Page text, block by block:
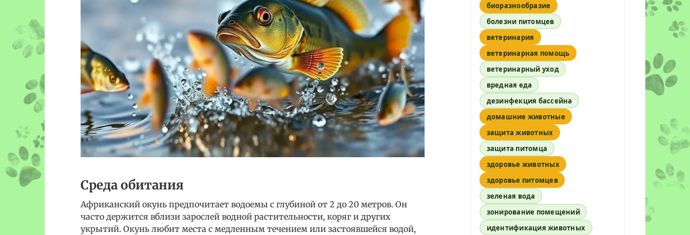
Среда обитания
Африканский окунь предпочитает водоемы с глубиной от 2 до 20 метров. Он
часто держится вблизи зарослей водной растительности, коряг и других
укрытий. Окунь любит места с медленным течением или застоявшейся водой,
биоразнообразие
болезни питомцев
ветеринария
ветеринарная помощь
ветеринарный уход
вредная еда
дезинфекция бассейна
домашние животные
защита животных
защита питомца
здоровье животных
здоровье питомцев
зеленая вода
зонирование помещений
идентификация животных